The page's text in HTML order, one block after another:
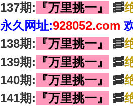
137期: 『万里挑一』 🥓
永久网址:928052.com
138期: 『万里挑一』 🥓
139期: 『万里挑一』 🥓
140期: 『万里挑一』 🥓
141期: 『万里挑一』 🥓